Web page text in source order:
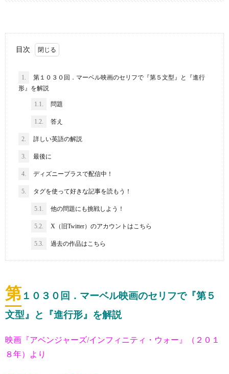
目次
1.
第１０３０回．マーベル映画のセリフで『第５文型』と『進行
形』を解説
1.1. 問題
1.2. 答え
2. 詳しい英語の解説
3. 最後に
4. ディズニープラスで配信中！
5. タグを使って好きな記事を読もう！
5.1. 他の問題にも挑戦しよう！
5.2. X（旧Twitter）のアカウントはこちら
5.3. 過去の作品はこちら
第 １０３０ 回．マーベル映画のセリフで『第５
文型』と『進行形』を解説
映画『アベンジャーズ/インフィニティ・ウォー』（２０１
８年）より